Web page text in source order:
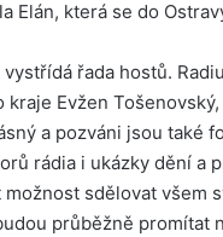
Elán, která se do
řada hostů.
Evžen
a pozváni jsou také
rádia i ukázky dění a
sdělovat všem
průběžně promítat